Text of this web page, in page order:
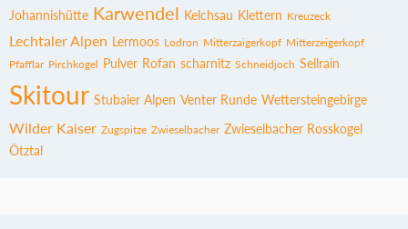
Johannishütte Karwendel Kelchsau Klettern Kreuzeck
Lechtaler Alpen Lermoos Lodron Mitterzaigerkopf Mitterzeigerkopf
Pfafflar Pirchkogel Pulver Rofan scharnitz Schneidjoch Sellrain
Skitour Stubaier Alpen Venter Runde Wettersteingebirge
Wilder Kaiser Zugspitze Zwieselbacher Zwieselbacher Rosskogel
Ötztal